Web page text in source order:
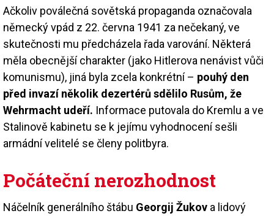
Ačkoliv poválečná sovětská propaganda označovala
německý vpád z 22. června 1941 za nečekaný, ve
skutečnosti mu předcházela řada varování. Některá
měla obecnější charakter (jako Hitlerova nenávist vůči
komunismu), jiná byla zcela konkrétní – pouhý den
před invazí několik dezertérů sdělilo Rusům, že
Wehrmacht udeří. Informace putovala do Kremlu a ve
Stalinově kabinetu se k jejímu vyhodnocení sešli
armádní velitelé se členy politbyra.
Počáteční nerozhodnost
Náčelník generálního štábu Georgij Žukov a lidový